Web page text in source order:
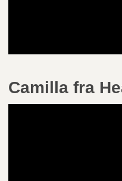
Camilla fra